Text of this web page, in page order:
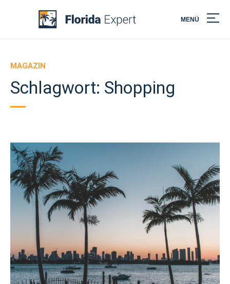
MENÜ
Skip
content
MAGAZIN
Schlagwort: Shopping
Florida